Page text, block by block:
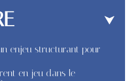
enjeu structurant pour
en jeu dans le